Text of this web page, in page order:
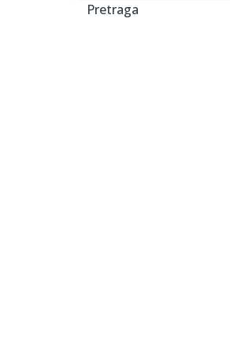
Pretraga